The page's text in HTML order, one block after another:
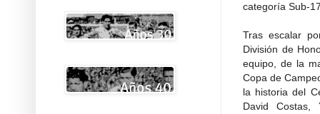
categoría Sub-
Tras escalar
División de
equipo, de la
Copa de
la historia del
David Costas,